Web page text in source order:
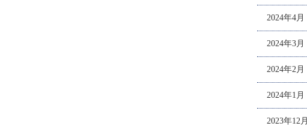
2024年4月
2024年3月
2024年2月
2024年1月
2023年12月